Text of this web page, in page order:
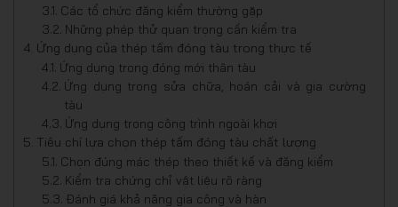
Các tổ chức đăng kiểm thường gặp
Những phép thử quan trọng cần kiểm tra
Ứng dụng của thép tấm đóng tàu trong thực tế
Ứng dụng trong đóng mới thân tàu
Ứng dụng trong sửa chữa, hoán cải và gia cường
tàu
Ứng dụng trong công trình ngoài khơi
Tiêu chí lựa chọn thép tấm đóng tàu chất lượng
Chọn đúng mác thép theo thiết kế và đăng kiểm
Kiểm tra chứng chỉ vật liệu rõ ràng
Đánh giá khả năng gia công và hàn